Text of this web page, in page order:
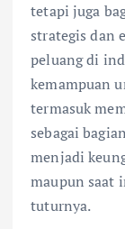
tetapi juga
strategis dan
peluang di
kemampuan
termasuk
sebagai
menjadi
maupun saat
tuturnya.